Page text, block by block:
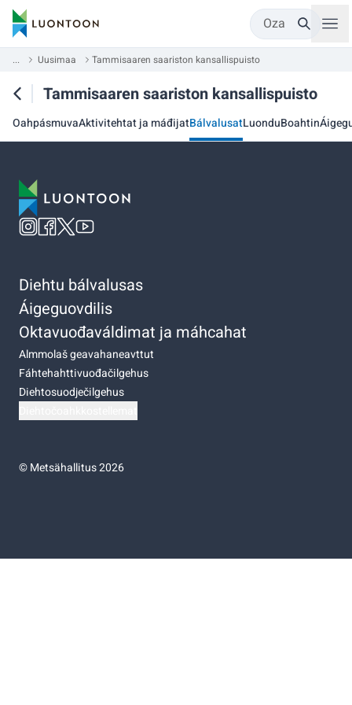
Oza
... Uusimaa Tammisaaren saariston kansallispuisto
Tammisaaren saariston kansallispuisto
OahpásmuvaAktivitehtat ja máđijatBálvalusatLuonduBoahtin
Diehtu bálvalusas
Áigeguovdilis
Oktavuođaváldimat ja máhcahat
Almmolaš geavahaneavttut
Fáhtehahttivuođačilgehus
Diehtosuodječilgehus
©Metsähallitus 2026